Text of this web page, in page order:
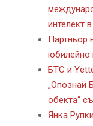
интелект
Партньор
юбилейно
БТС и
„Опознай
обекта“
Янка